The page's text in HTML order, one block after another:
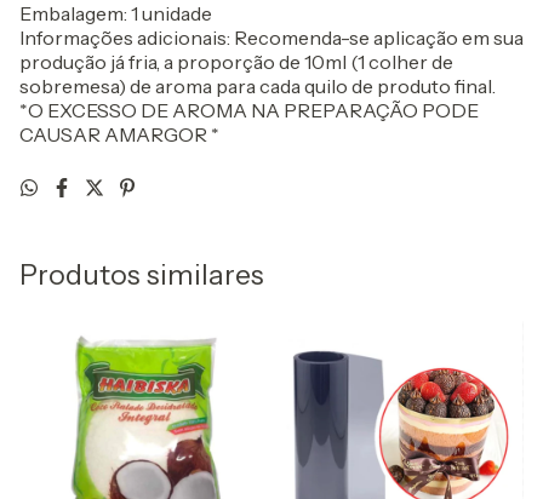
Embalagem: 1 unidade
Informações adicionais: Recomenda-se aplicação em sua
produção já fria, a proporção de 10ml (1 colher de
sobremesa) de aroma para cada quilo de produto final.
*O EXCESSO DE AROMA NA PREPARAÇÃO PODE
CAUSAR AMARGOR *
Produtos similares